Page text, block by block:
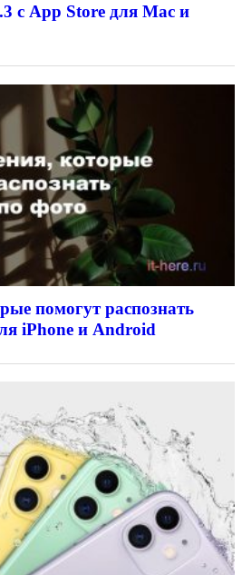
с App Store для Mac и
помогут распознать
iPhone и Android